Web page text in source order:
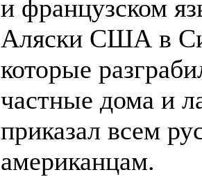
и французском
Аляски США в
которые
частные дома и
приказал всем
американцам.